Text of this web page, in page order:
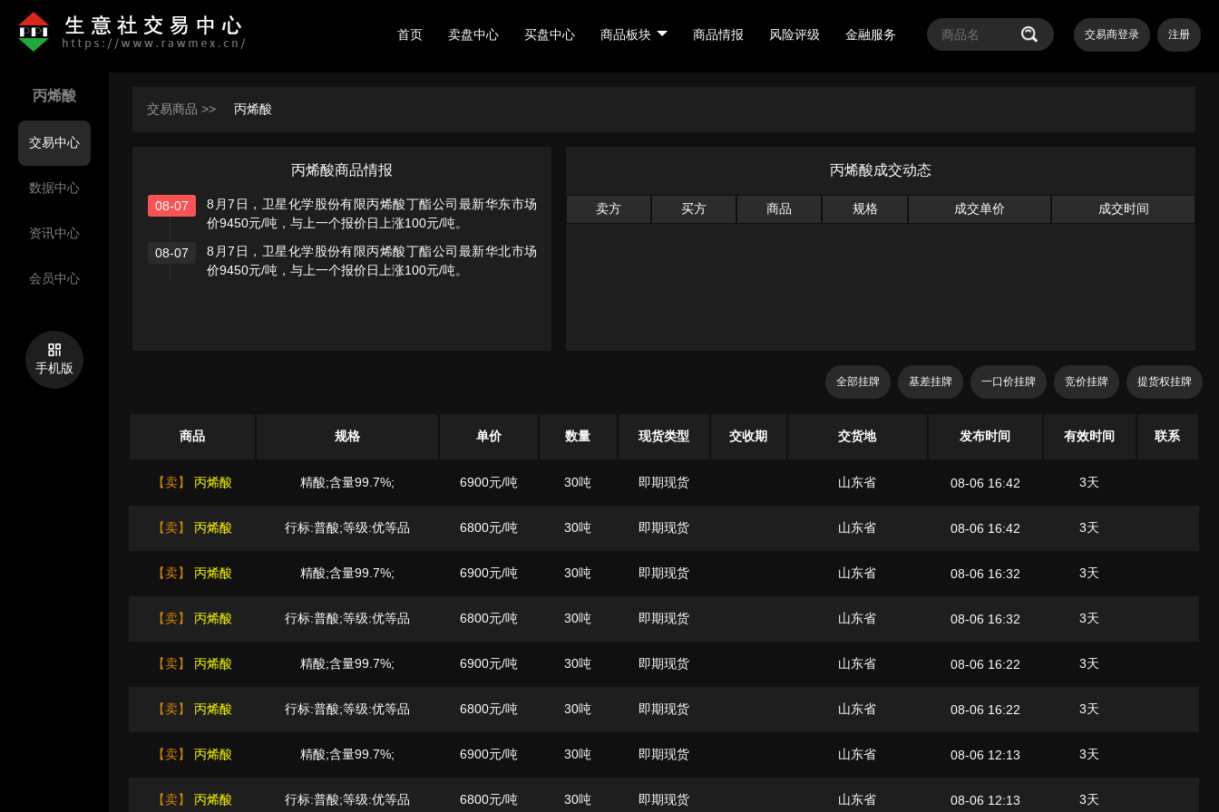
交易商登录 注册
首页 卖盘中心 买盘中心 商品板块 商品情报 风险评级 金融服务
丙烯酸
交易中心
数据中心
资讯中心
会员中心
手机版
交易商品 >> 丙烯酸
丙烯酸商品情报
08-07
8月7日，卫星化学股份有限丙烯酸丁酯公司最新华东市场
价9450元/吨，与上一个报价日上涨100元/吨。
08-07
8月7日，卫星化学股份有限丙烯酸丁酯公司最新华北市场
价9450元/吨，与上一个报价日上涨100元/吨。
丙烯酸成交动态
卖方 买方 商品 规格 成交单价 成交时间
提货权挂牌
竞价挂牌
一口价挂牌
基差挂牌
全部挂牌
商品 规格 单价 数量 现货类型 交收期 交货地 发布时间 有效时间 联系
【卖】 丙烯酸 精酸;含量99.7%; 6900元/吨 30吨 即期现货 山东省 08-06 16:42 3天
【卖】 丙烯酸 行标:普酸;等级:优等品 6800元/吨 30吨 即期现货 山东省 08-06 16:42 3天
【卖】 丙烯酸 精酸;含量99.7%; 6900元/吨 30吨 即期现货 山东省 08-06 16:32 3天
【卖】 丙烯酸 行标:普酸;等级:优等品 6800元/吨 30吨 即期现货 山东省 08-06 16:32 3天
【卖】 丙烯酸 精酸;含量99.7%; 6900元/吨 30吨 即期现货 山东省 08-06 16:22 3天
【卖】 丙烯酸 行标:普酸;等级:优等品 6800元/吨 30吨 即期现货 山东省 08-06 16:22 3天
【卖】 丙烯酸 精酸;含量99.7%; 6900元/吨 30吨 即期现货 山东省 08-06 12:13 3天
【卖】 丙烯酸 行标:普酸;等级:优等品 6800元/吨 30吨 即期现货 山东省 08-06 12:13 3天